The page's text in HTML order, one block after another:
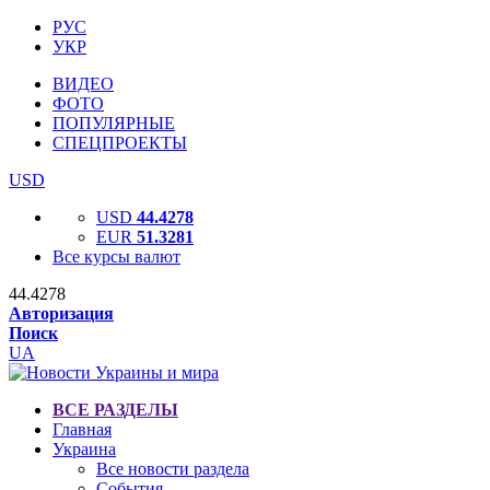
РУС
УКР
ВИДЕО
ФОТО
ПОПУЛЯРНЫЕ
СПЕЦПРОЕКТЫ
USD
USD 44.4278
EUR 51.3281
Все курсы валют
44.4278
Авторизация
Поиск
UA
ВСЕ РАЗДЕЛЫ
Главная
Украина
Все новости раздела